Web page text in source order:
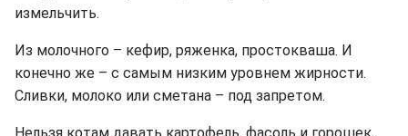
измельчить.
Из молочного – кефир, ряженка, простокваша. И
конечно же – с самым низким уровнем жирности.
Сливки, молоко или сметана – под запретом.